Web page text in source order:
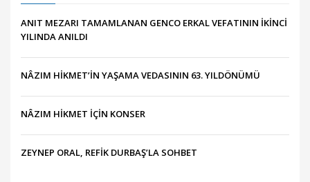
ANIT MEZARI TAMAMLANAN GENCO ERKAL VEFATININ İKİNCİ
YILINDA ANILDI
NÂZIM HİKMET’İN YAŞAMA VEDASININ 63. YILDÖNÜMÜ
NÂZIM HİKMET İÇİN KONSER
ZEYNEP ORAL, REFİK DURBAŞ’LA SOHBET